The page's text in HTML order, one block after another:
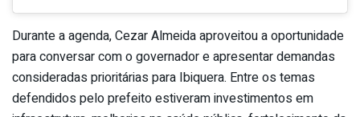
Durante a agenda, Cezar Almeida aproveitou a oportunidade
para conversar com o governador e apresentar demandas
consideradas prioritárias para Ibiquera. Entre os temas
defendidos pelo prefeito estiveram investimentos em